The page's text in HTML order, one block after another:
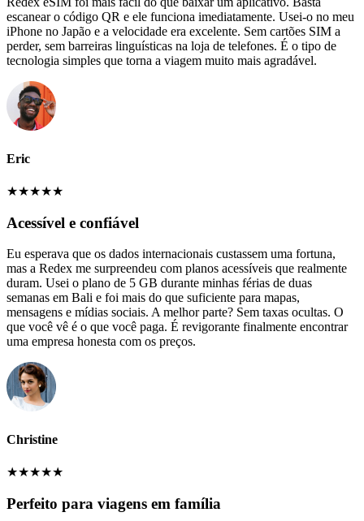
escanear o código QR e ele funciona imediatamente. Usei-o no meu
iPhone no Japão e a velocidade era excelente. Sem cartões SIM a
perder, sem barreiras linguísticas na loja de telefones. É o tipo de
tecnologia simples que torna a viagem muito mais agradável.
Eric
★★★★★
Acessível e confiável
Eu esperava que os dados internacionais custassem uma fortuna,
mas a Redex me surpreendeu com planos acessíveis que realmente
duram. Usei o plano de 5 GB durante minhas férias de duas
semanas em Bali e foi mais do que suficiente para mapas,
mensagens e mídias sociais. A melhor parte? Sem taxas ocultas. O
que você vê é o que você paga. É revigorante finalmente encontrar
uma empresa honesta com os preços.
Christine
★★★★★
Perfeito para viagens em família